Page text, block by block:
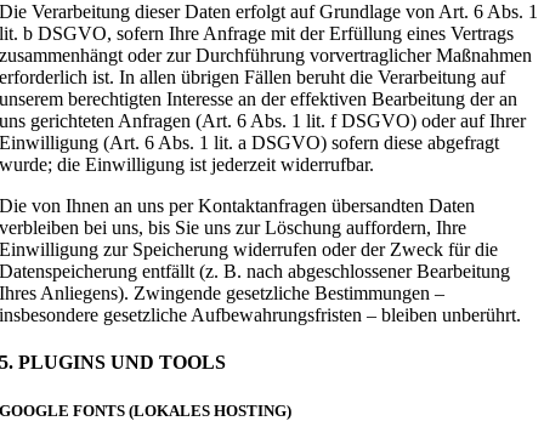
Die Verarbeitung dieser Daten erfolgt auf Grundlage von Art. 6 Abs. 1
lit. b DSGVO, sofern Ihre Anfrage mit der Erfüllung eines Vertrags
zusammenhängt oder zur Durchführung vorvertraglicher Maßnahmen
erforderlich ist. In allen übrigen Fällen beruht die Verarbeitung auf
unserem berechtigten Interesse an der effektiven Bearbeitung der an
uns gerichteten Anfragen (Art. 6 Abs. 1 lit. f DSGVO) oder auf Ihrer
Einwilligung (Art. 6 Abs. 1 lit. a DSGVO) sofern diese abgefragt
wurde; die Einwilligung ist jederzeit widerrufbar.
Die von Ihnen an uns per Kontaktanfragen übersandten Daten
verbleiben bei uns, bis Sie uns zur Löschung auffordern, Ihre
Einwilligung zur Speicherung widerrufen oder der Zweck für die
Datenspeicherung entfällt (z. B. nach abgeschlossener Bearbeitung
Ihres Anliegens). Zwingende gesetzliche Bestimmungen –
insbesondere gesetzliche Aufbewahrungsfristen – bleiben unberührt.
5. PLUGINS UND TOOLS
GOOGLE FONTS (LOKALES HOSTING)